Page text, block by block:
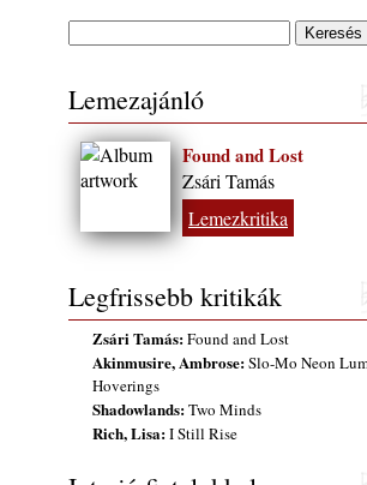
Lemezajánló
Found and Lost
Zsári Tamás
Lemezkritika
Legfrissebb kritikák
Zsári Tamás:Found and Lost
Akinmusire, Ambrose:Slo-Mo Neon
Hoverings
Shadowlands:Two Minds
Rich, Lisa:I Still Rise